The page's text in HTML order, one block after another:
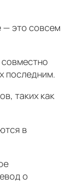
— это совсем
последним.
таких как
в
о